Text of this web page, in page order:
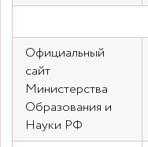
Официальный
сайт
Министерства
Образования и
Науки РФ